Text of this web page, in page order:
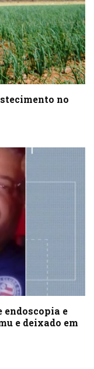
no
endoscopia e
e deixado em